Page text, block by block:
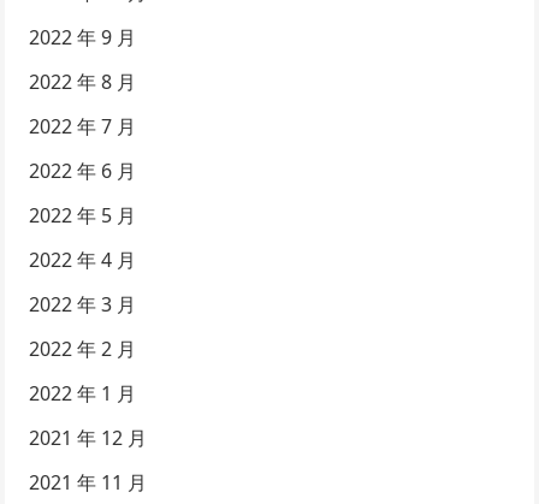
2022 年 9 月
2022 年 8 月
2022 年 7 月
2022 年 6 月
2022 年 5 月
2022 年 4 月
2022 年 3 月
2022 年 2 月
2022 年 1 月
2021 年 12 月
2021 年 11 月